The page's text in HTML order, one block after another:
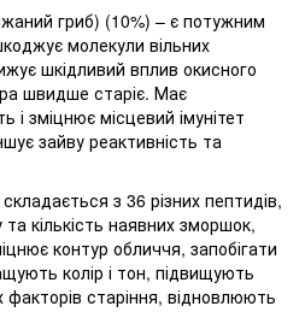
гриб) (10%) – є потужним
молекули вільних
шкідливий вплив окисного
швидше старіє. Має
і зміцнює місцевий імунітет
зайву реактивність та
з 36 різних пептидів,
кількість наявних зморшок,
контур обличчя, запобігати
колір і тон, підвищують
факторів старіння, відновлюють